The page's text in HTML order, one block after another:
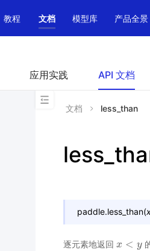
教程 文档 模型库 产品全景
应用实践 API 文档
文档 less_than
paddle.less_than(
逐元素地返回 x < y
x<y